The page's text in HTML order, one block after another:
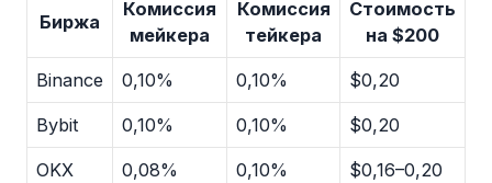
Биржа
Комиссия
мейкера
Комиссия
тейкера
Стоимость
на $200
Binance 0,10% 0,10% $0,20
Bybit 0,10% 0,10% $0,20
OKX 0,08% 0,10% $0,16–0,20